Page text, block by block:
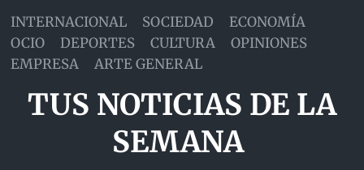
INTERNACIONAL SOCIEDAD
ECONOMÍA
OCIO
DEPORTES CULTURA
OPINIONES
EMPRESA
ARTE GENERAL
TUS NOTICIAS DE LA
SEMANA